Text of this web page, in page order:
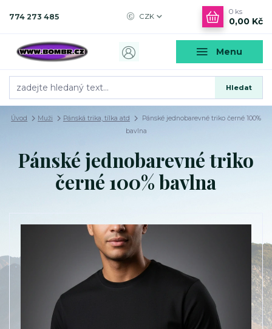
Menu
CZK
Hledat
774 273 485
0 ks
0,00 Kč
Úvod Muži Pánská trika, tílka atd
Pánské jednobarevné triko černé 100%
bavlna
Pánské jednobarevné triko
černé 100% bavlna